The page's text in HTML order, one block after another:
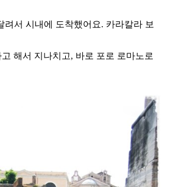
려서 시내에 도착했어요. 카라칼라 보
해서 지나치고, 바로 포로 로마노로